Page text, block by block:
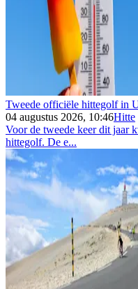
Tweede officiële hittegolf in
04 augustus 2026, 10:46Hitte
Voor de tweede keer dit jaar
hittegolf. De e...